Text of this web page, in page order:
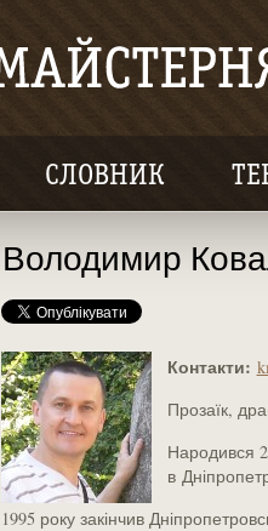
СЛОВНИК
Володимир
Контакти:
Прозаїк,
Народився
в
1995 року закінчив